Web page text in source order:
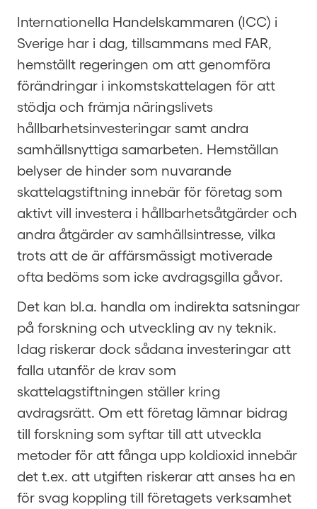
Internationella Handelskammaren (ICC) i
Sverige har i dag, tillsammans med FAR,
hemställt regeringen om att genomföra
förändringar i inkomstskattelagen för att
stödja och främja näringslivets
hållbarhetsinvesteringar samt andra
samhällsnyttiga samarbeten. Hemställan
belyser de hinder som nuvarande
skattelagstiftning innebär för företag som
aktivt vill investera i hållbarhetsåtgärder och
andra åtgärder av samhällsintresse, vilka
trots att de är affärsmässigt motiverade
ofta bedöms som icke avdragsgilla gåvor.
Det kan bl.a. handla om indirekta satsningar
på forskning och utveckling av ny teknik.
Idag riskerar dock sådana investeringar att
falla utanför de krav som
skattelagstiftningen ställer kring
avdragsrätt. Om ett företag lämnar bidrag
till forskning som syftar till att utveckla
metoder för att fånga upp koldioxid innebär
det t.ex. att utgiften riskerar att anses ha en
för svag koppling till företagets verksamhet